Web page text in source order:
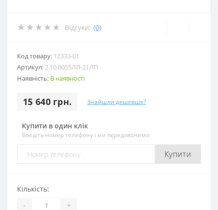
Відгуки: (0)
Код товару: 12333-01
Артикул:2.10.0055ЛП-21ЛП
Наявність: В наявності
15 640 грн. Знайшли дешевше?
Купити в один клік
Введіть номер телефону і ми передзвонимо
Купити
Кількість:
- +